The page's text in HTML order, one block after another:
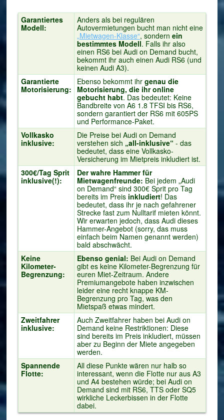
Garantiertes
Modell:
Anders als bei regulären
Autovermietungen bucht man nicht eine
„Mietwagen-Klasse“, sondern ein
bestimmtes Modell. Falls ihr also
einen RS6 bei Audi on Demand bucht,
bekommt ihr auch einen Audi RS6 (und
keinen Audi A3).
Garantierte
Motorisierung:
Ebenso bekommt ihr genau die
Motorisierung, die ihr online
gebucht habt. Das bedeutet: Keine
Bandbreite von A6 1.8 TFSI bis RS6,
sondern garantiert der RS6 mit 605PS
und Performance-Paket.
Vollkasko
inklusive:
Die Preise bei Audi on Demand
verstehen sich „all-inklusive“ - das
bedeutet, dass eine Vollkasko-
Versicherung im Mietpreis inkludiert ist.
300€/Tag Sprit
inklusive(!):
Der wahre Hammer für
Mietwagenfreunde: Bei jedem „Audi
on Demand“ sind 300€ Sprit pro Tag
bereits im Preis inkludiert! Das
bedeutet, dass ihr je nach gefahrener
Strecke fast zum Nulltarif mieten könnt.
Wir erwarten jedoch, dass Audi dieses
Hammer-Angebot (sorry, das muss
einfach beim Namen genannt werden)
bald abschwächt.
Keine
Kilometer-
Begrenzung:
Ebenso genial: Bei Audi on Demand
gibt es keine Kilometer-Begrenzung für
euren Miet-Zeitraum. Andere
Premiumangebote haben inzwischen
leider eine recht knappe KM-
Begrenzung pro Tag, was den
Mietspaß etwas mindert.
Zweitfahrer
inklusive:
Auch Zweitfahrer haben bei Audi on
Demand keine Restriktionen: Diese
sind bereits im Preis inkludiert, müssen
aber zu Beginn der Miete angegeben
werden.
Spannende
Flotte:
All diese Punkte wären nur halb so
interessant, wenn die Flotte nur aus A3
und A4 bestehen würde; bei Audi on
Demand sind mit RS6, TTS oder SQ5
wirkliche Leckerbissen in der Flotte
dabei.